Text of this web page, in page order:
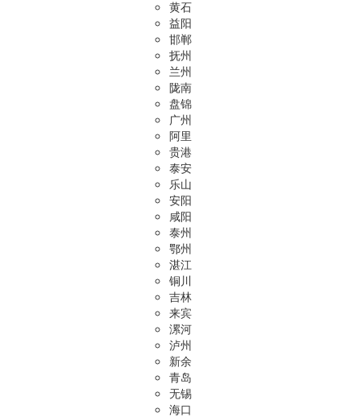
黄石
益阳
邯郸
抚州
兰州
陇南
盘锦
广州
阿里
贵港
泰安
乐山
安阳
咸阳
泰州
鄂州
湛江
铜川
吉林
来宾
漯河
泸州
新余
青岛
无锡
海口